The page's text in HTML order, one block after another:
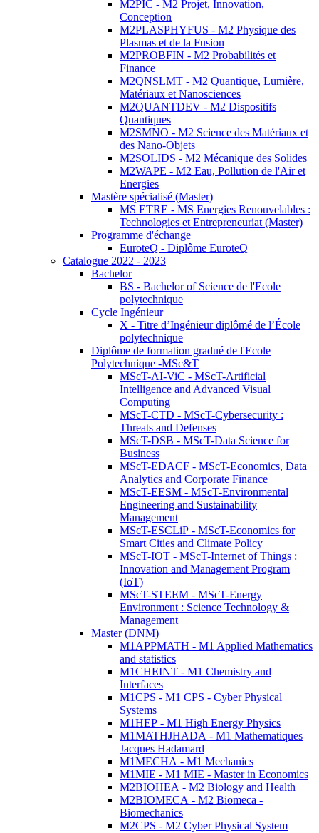
M2PIC - M2 Projet, Innovation,
Conception
M2PLASPHYFUS - M2 Physique des
Plasmas et de la Fusion
M2PROBFIN - M2 Probabilités et
Finance
M2QNSLMT - M2 Quantique, Lumière,
Matériaux et Nanosciences
M2QUANTDEV - M2 Dispositifs
Quantiques
M2SMNO - M2 Science des Matériaux et
des Nano-Objets
M2SOLIDS - M2 Mécanique des Solides
M2WAPE - M2 Eau, Pollution de l'Air et
Energies
Mastère spécialisé (Master)
MS ETRE - MS Energies Renouvelables :
Technologies et Entrepreneuriat (Master)
Programme d'échange
EuroteQ - Diplôme EuroteQ
Catalogue 2022 - 2023
Bachelor
BS - Bachelor of Science de l'Ecole
polytechnique
Cycle Ingénieur
X - Titre d’Ingénieur diplômé de l’École
polytechnique
Diplôme de formation gradué de l'Ecole
Polytechnique -MSc&T
MScT-AI-ViC - MScT-Artificial
Intelligence and Advanced Visual
Computing
MScT-CTD - MScT-Cybersecurity :
Threats and Defenses
MScT-DSB - MScT-Data Science for
Business
MScT-EDACF - MScT-Economics, Data
Analytics and Corporate Finance
MScT-EESM - MScT-Environmental
Engineering and Sustainability
Management
MScT-ESCLiP - MScT-Economics for
Smart Cities and Climate Policy
MScT-IOT - MScT-Internet of Things :
Innovation and Management Program
(IoT)
MScT-STEEM - MScT-Energy
Environment : Science Technology &
Management
Master (DNM)
M1APPMATH - M1 Applied Mathematics
and statistics
M1CHEINT - M1 Chemistry and
Interfaces
M1CPS - M1 CPS - Cyber Physical
Systems
M1HEP - M1 High Energy Physics
M1MATHJHADA - M1 Mathematiques
Jacques Hadamard
M1MECHA - M1 Mechanics
M1MIE - M1 MIE - Master in Economics
M2BIOHEA - M2 Biology and Health
M2BIOMECA - M2 Biomeca -
Biomechanics
M2CPS - M2 Cyber Physical System